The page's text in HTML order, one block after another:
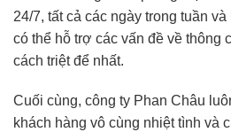
24/7, tất cả các ngày trong tuần
có thể hỗ trợ các vấn đề về thông
cách triệt để nhất.
Cuối cùng, công ty Phan Châu
khách hàng vô cùng nhiệt tình và